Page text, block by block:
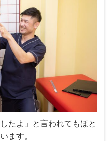
たよ」と言われてもほと
ます。